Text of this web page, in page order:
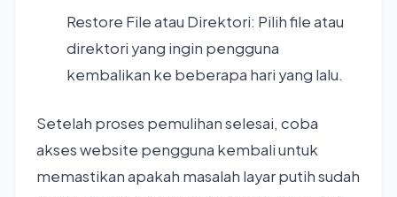
Restore File atau Direktori: Pilih file atau
direktori yang ingin pengguna
kembalikan ke beberapa hari yang lalu.
Setelah proses pemulihan selesai, coba
akses website pengguna kembali untuk
memastikan apakah masalah layar putih sudah